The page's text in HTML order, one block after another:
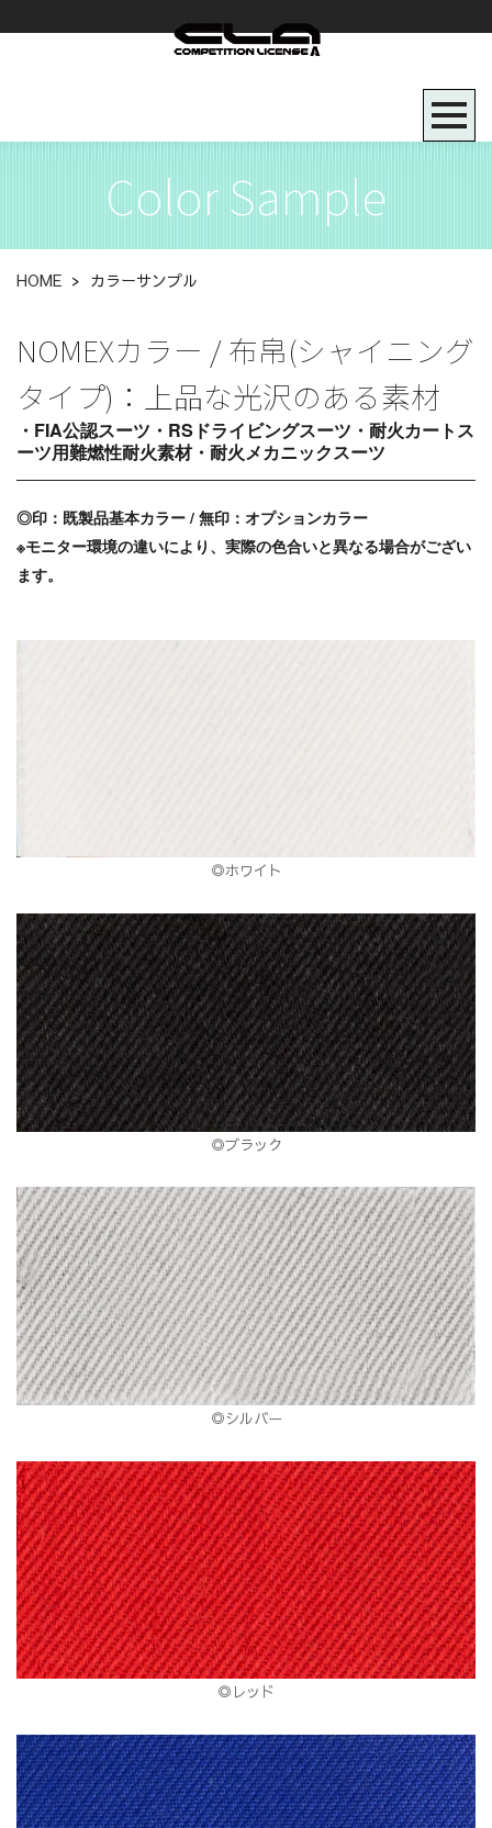
Color Sample
HOME > カラーサンプル
NOMEXカラー / 布帛(シャイニング
タイプ)：上品な光沢のある素材
・FIA公認スーツ・RSドライビングスーツ・耐火カートス
ーツ用難燃性耐火素材・耐火メカニックスーツ
◎印：既製品基本カラー / 無印：オプションカラー
※モニター環境の違いにより、実際の色合いと異なる場合がござい
ます。
◎ホワイト
◎ブラック
◎シルバー
◎レッド